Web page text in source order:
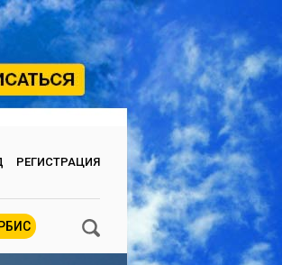
РЕГИСТРАЦИЯ